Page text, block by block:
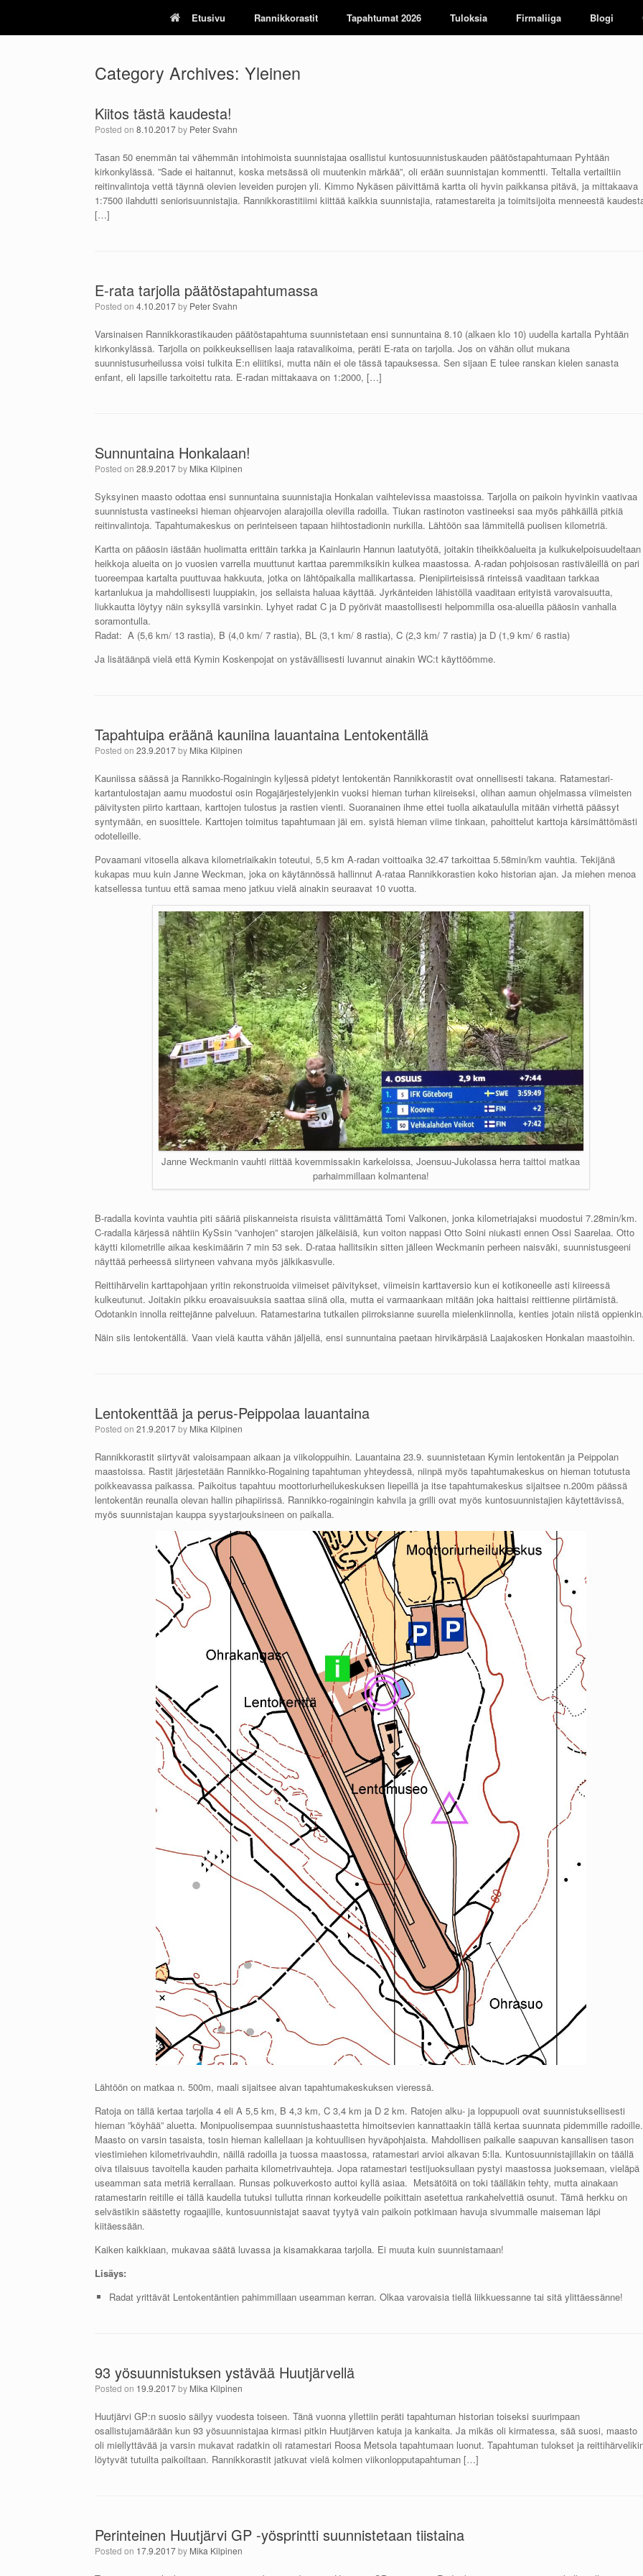
content
Etusivu Rannikkorastit Tapahtumat 2026 Tuloksia Firmaliiga Blogi
Category Archives: Yleinen
Kiitos tästä kaudesta!
Posted on 8.10.2017by Peter Svahn
Tasan 50 enemmän tai vähemmän intohimoista suunnistajaa osallistui kuntosuunnistuskauden päätöstapahtumaan Pyhtään
kirkonkylässä. ”Sade ei haitannut, koska metsässä oli muutenkin märkää”, oli erään suunnistajan kommentti. Teltalla vertailtiin
reitinvalintoja vettä täynnä olevien leveiden purojen yli. Kimmo Nykäsen päivittämä kartta oli hyvin paikkansa pitävä, ja mittakaava
1:7500 ilahdutti seniorisuunnistajia. Rannikkorastitiimi kiittää kaikkia suunnistajia, ratamestareita ja toimitsijoita menneestä
[…]
E-rata tarjolla päätöstapahtumassa
Posted on 4.10.2017by Peter Svahn
Varsinaisen Rannikkorastikauden päätöstapahtuma suunnistetaan ensi sunnuntaina 8.10 (alkaen klo 10) uudella kartalla Pyhtään
kirkonkylässä. Tarjolla on poikkeuksellisen laaja ratavalikoima, peräti E-rata on tarjolla. Jos on vähän ollut mukana
suunnistusurheilussa voisi tulkita E:n eliitiksi, mutta näin ei ole tässä tapauksessa. Sen sijaan E tulee ranskan kielen sanasta
enfant, eli lapsille tarkoitettu rata. E-radan mittakaava on 1:2000, […]
Sunnuntaina Honkalaan!
Posted on 28.9.2017by Mika Kilpinen
Syksyinen maasto odottaa ensi sunnuntaina suunnistajia Honkalan vaihtelevissa maastoissa. Tarjolla on paikoin hyvinkin vaativaa
suunnistusta vastineeksi hieman ohjearvojen alarajoilla olevilla radoilla. Tiukan rastinoton vastineeksi saa myös pähkäillä pitkiä
reitinvalintoja. Tapahtumakeskus on perinteiseen tapaan hiihtostadionin nurkilla. Lähtöön saa lämmitellä puolisen kilometriä.
Kartta on pääosin iästään huolimatta erittäin tarkka ja Kainlaurin Hannun laatutyötä, joitakin tiheikköalueita ja kulkukelpoisuudeltaan
heikkoja alueita on jo vuosien varrella muuttunut karttaa paremmiksikin kulkea maastossa. A-radan pohjoisosan rastiväleillä on pari
tuoreempaa kartalta puuttuvaa hakkuuta, jotka on lähtöpaikalla mallikartassa. Pienipiirteisissä rinteissä vaaditaan tarkkaa
kartanlukua ja mahdollisesti luuppiakin, jos sellaista haluaa käyttää. Jyrkänteiden lähistöllä vaaditaan erityistä varovaisuutta,
liukkautta löytyy näin syksyllä varsinkin. Lyhyet radat C ja D pyörivät maastollisesti helpommilla osa-alueilla pääosin vanhalla
soramontulla.
Radat: A (5,6 km/ 13 rastia), B (4,0 km/ 7 rastia), BL (3,1 km/ 8 rastia), C (2,3 km/ 7 rastia) ja D (1,9 km/ 6 rastia)
Ja lisätäänpä vielä että Kymin Koskenpojat on ystävällisesti luvannut ainakin WC:t käyttöömme.
Tapahtuipa eräänä kauniina lauantaina Lentokentällä
Posted on 23.9.2017by Mika Kilpinen
Kauniissa säässä ja Rannikko-Rogainingin kyljessä pidetyt lentokentän Rannikkorastit ovat onnellisesti takana. Ratamestari-
kartantulostajan aamu muodostui osin Rogajärjestelyjenkin vuoksi hieman turhan kiireiseksi, olihan aamun ohjelmassa viimeisten
päivitysten piirto karttaan, karttojen tulostus ja rastien vienti. Suoranainen ihme ettei tuolla aikataululla mitään virhettä päässyt
syntymään, en suosittele. Karttojen toimitus tapahtumaan jäi em. syistä hieman viime tinkaan, pahoittelut karttoja kärsimättömästi
odotelleille.
Povaamani vitosella alkava kilometriaikakin toteutui, 5,5 km A-radan voittoaika 32.47 tarkoittaa 5.58min/km vauhtia. Tekijänä
kukapas muu kuin Janne Weckman, joka on käytännössä hallinnut A-rataa Rannikkorastien koko historian ajan. Ja miehen menoa
katsellessa tuntuu että samaa meno jatkuu vielä ainakin seuraavat 10 vuotta.
Janne Weckmanin vauhti riittää kovemmissakin karkeloissa, Joensuu-Jukolassa herra taittoi matkaa
parhaimmillaan kolmantena!
B-radalla kovinta vauhtia piti sääriä piiskanneista risuista välittämättä Tomi Valkonen, jonka kilometriajaksi muodostui 7.28min/km.
C-radalla kärjessä nähtiin KySsin ”vanhojen” starojen jälkeläisiä, kun voiton nappasi Otto Soini niukasti ennen Ossi Saarelaa. Otto
käytti kilometrille aikaa keskimäärin 7 min 53 sek. D-rataa hallitsikin sitten jälleen Weckmanin perheen naisväki, suunnistusgeeni
näyttää perheessä siirtyneen vahvana myös jälkikasvulle.
Reittihärvelin karttapohjaan yritin rekonstruoida viimeiset päivitykset, viimeisin karttaversio kun ei kotikoneelle asti kiireessä
kulkeutunut. Joitakin pikku eroavaisuuksia saattaa siinä olla, mutta ei varmaankaan mitään joka haittaisi reittienne piirtämistä.
Odotankin innolla reittejänne palveluun. Ratamestarina tutkailen piirroksianne suurella mielenkiinnolla, kenties jotain niistä
Näin siis lentokentällä. Vaan vielä kautta vähän jäljellä, ensi sunnuntaina paetaan hirvikärpäsiä Laajakosken Honkalan maastoihin.
Lentokenttää ja perus-Peippolaa lauantaina
Posted on 21.9.2017by Mika Kilpinen
Rannikkorastit siirtyvät valoisampaan aikaan ja viikoloppuihin. Lauantaina 23.9. suunnistetaan Kymin lentokentän ja Peippolan
maastoissa. Rastit järjestetään Rannikko-Rogaining tapahtuman yhteydessä, niinpä myös tapahtumakeskus on hieman totutusta
poikkeavassa paikassa. Paikoitus tapahtuu moottoriurheilukeskuksen liepeillä ja itse tapahtumakeskus sijaitsee n.200m päässä
lentokentän reunalla olevan hallin pihapiirissä. Rannikko-rogainingin kahvila ja grilli ovat myös kuntosuunnistajien käytettävissä,
myös suunnistajan kauppa syystarjouksineen on paikalla.
Lähtöön on matkaa n. 500m, maali sijaitsee aivan tapahtumakeskuksen vieressä.
Ratoja on tällä kertaa tarjolla 4 eli A 5,5 km, B 4,3 km, C 3,4 km ja D 2 km. Ratojen alku- ja loppupuoli ovat suunnistuksellisesti
hieman ”köyhää” aluetta. Monipuolisempaa suunnistushaastetta himoitsevien kannattaakin tällä kertaa suunnata pidemmille radoille.
Maasto on varsin tasaista, tosin hieman kallellaan ja kohtuullisen hyväpohjaista. Mahdollisen paikalle saapuvan kansallisen tason
viestimiehen kilometrivauhdin, näillä radoilla ja tuossa maastossa, ratamestari arvioi alkavan 5:lla. Kuntosuunnistajillakin on täällä
oiva tilaisuus tavoitella kauden parhaita kilometrivauhteja. Jopa ratamestari testijuoksullaan pystyi maastossa juoksemaan, vieläpä
useamman sata metriä kerrallaan. Runsas polkuverkosto auttoi kyllä asiaa. Metsätöitä on toki täälläkin tehty, mutta ainakaan
ratamestarin reitille ei tällä kaudella tutuksi tullutta rinnan korkeudelle poikittain asetettua rankahelvettiä osunut. Tämä herkku on
selvästikin säästetty rogaajille, kuntosuunnistajat saavat tyytyä vain paikoin potkimaan havuja sivummalle maiseman läpi
kiitäessään.
Kaiken kaikkiaan, mukavaa säätä luvassa ja kisamakkaraa tarjolla. Ei muuta kuin suunnistamaan!
Lisäys:
Radat yrittävät Lentokentäntien pahimmillaan useamman kerran. Olkaa varovaisia tiellä liikkuessanne tai sitä ylittäessänne!
93 yösuunnistuksen ystävää Huutjärvellä
Posted on 19.9.2017by Mika Kilpinen
Huutjärvi GP:n suosio säilyy vuodesta toiseen. Tänä vuonna yllettiin peräti tapahtuman historian toiseksi suurimpaan
osallistujamäärään kun 93 yösuunnistajaa kirmasi pitkin Huutjärven katuja ja kankaita. Ja mikäs oli kirmatessa, sää suosi, maasto
oli miellyttävää ja varsin mukavat radatkin oli ratamestari Roosa Metsola tapahtumaan luonut. Tapahtuman tulokset ja
löytyvät tutuilta paikoiltaan. Rannikkorastit jatkuvat vielä kolmen viikonlopputapahtuman […]
Perinteinen Huutjärvi GP -yösprintti suunnistetaan tiistaina
Posted on 17.9.2017by Mika Kilpinen